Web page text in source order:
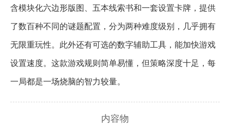
含模块化六边形版图、五本线索书和一套设置卡牌，提供
了数百种不同的谜题配置，分为两种难度级别，几乎拥有
无限重玩性。此外还有可选的数字辅助工具，能加快游戏
设置速度。这款游戏规则简单易懂，但策略深度十足，每
一局都是一场烧脑的智力较量。
内容物